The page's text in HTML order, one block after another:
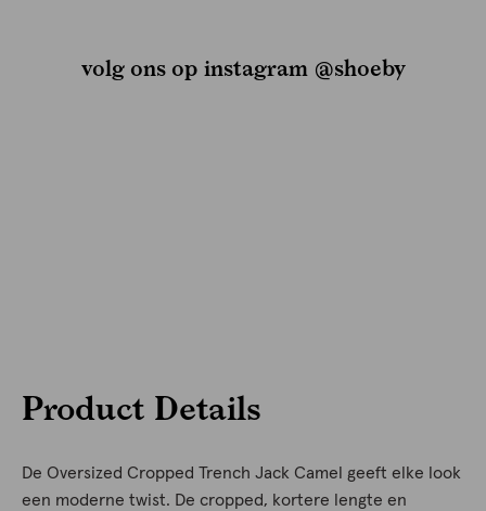
volg ons op instagram @shoeby
Product Details
De Oversized Cropped Trench Jack Camel geeft elke look
een moderne twist. De cropped, kortere lengte en